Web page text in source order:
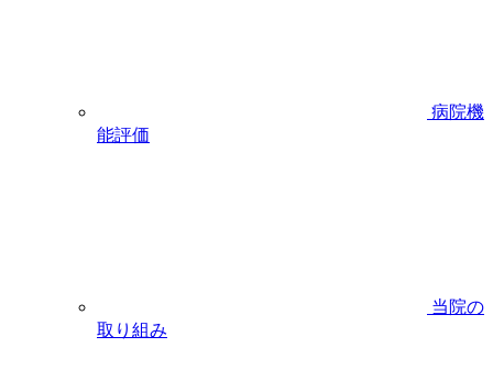
病院機
能評価
当院の
取り組み